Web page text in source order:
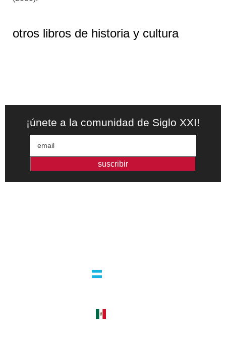
otros libros de historia y cultura
¡únete a la comunidad de Siglo XXI!
suscribir
argentina